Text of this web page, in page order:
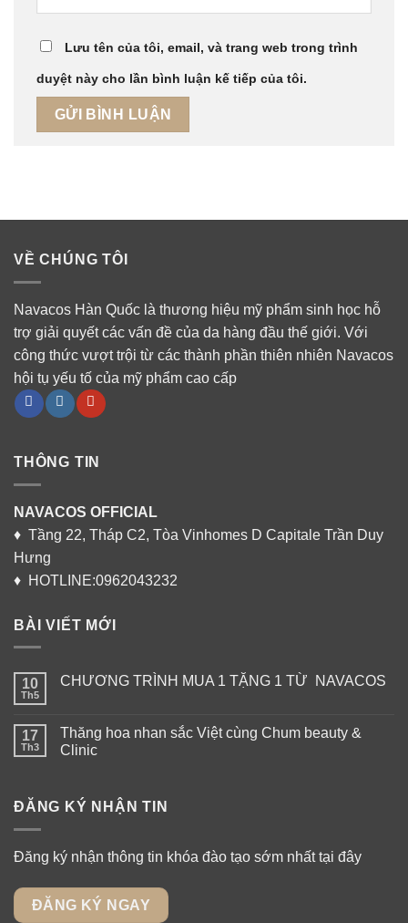
Lưu tên của tôi, email, và trang web trong trình
duyệt này cho lần bình luận kế tiếp của tôi.
VỀ CHÚNG TÔI
Navacos Hàn Quốc là thương hiệu mỹ phẩm sinh học hỗ
trợ giải quyết các vấn đề của da hàng đầu thế giới. Với
công thức vượt trội từ các thành phần thiên nhiên Navacos
hội tụ yếu tố của mỹ phẩm cao cấp
THÔNG TIN
NAVACOS OFFICIAL
♦ Tầng 22, Tháp C2, Tòa Vinhomes D Capitale Trần Duy
Hưng
♦ HOTLINE:0962043232
BÀI VIẾT MỚI
10
Th5
CHƯƠNG TRÌNH MUA 1 TẶNG 1 TỪ NAVACOS
17
Th3
Thăng hoa nhan sắc Việt cùng Chum beauty &
Clinic
ĐĂNG KÝ NHẬN TIN
Đăng ký nhận thông tin khóa đào tạo sớm nhất tại đây
ĐĂNG KÝ NGAY